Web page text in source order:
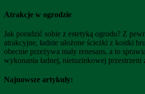
Atrakcje w ogrodzie
Jak poradzić sobie z estetyką ogrodu? Z
atrakcyjne, ładnie ułożone ścieżki z kostki
obecnie przeżywa mały renesans, a to
wykonania ładnej, nietuzinkowej przestrzeni
Najnowsze artykuły: